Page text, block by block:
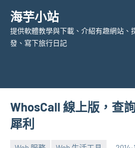
content
海芋小站
提供軟體教學與下載、介紹有趣網站、
發、寫下旅行日記
WhosCall 線上版，查
犀利